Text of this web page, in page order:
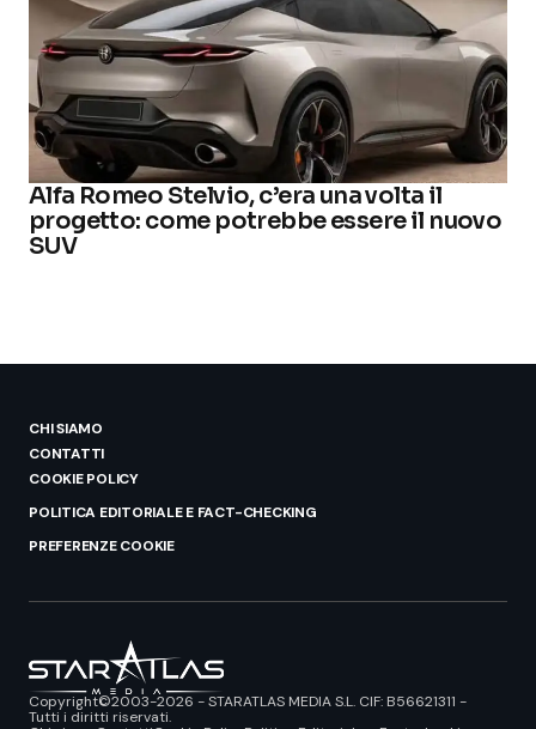
Alfa Romeo Stelvio, c’era una volta il
progetto: come potrebbe essere il nuovo
SUV
CHI SIAMO
CONTATTI
COOKIE POLICY
POLITICA EDITORIALE E FACT-CHECKING
PREFERENZE COOKIE
Copyright©2003-2026 - STARATLAS MEDIA S.L. CIF: B56621311 -
Tutti i diritti riservati.